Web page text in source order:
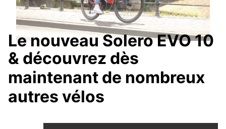
Le nouveau Solero EVO 10
& découvrez dès
maintenant de nombreux
autres vélos